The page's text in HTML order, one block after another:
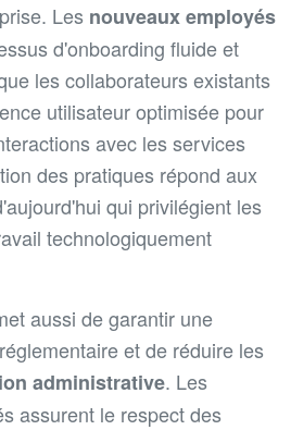
Les nouveaux employés
d'onboarding fluide et
les collaborateurs existants
utilisateur optimisée pour
avec les services
des pratiques répond aux
qui privilégient les
technologiquement
aussi de garantir une
et de réduire les
administrative. Les
assurent le respect des